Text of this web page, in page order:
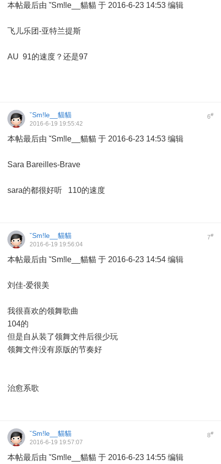
本帖最后由 ˇSm!le__貓貓 于 2016-6-23 14:53 编辑
飞儿乐团-亚特兰提斯
AU 91的速度？还是97
6#
ˇSm!le__貓貓
2016-6-19 19:55:42
本帖最后由 ˇSm!le__貓貓 于 2016-6-23 14:53 编辑
Sara Bareilles-Brave
sara的都很好听 110的速度
7#
ˇSm!le__貓貓
2016-6-19 19:56:04
本帖最后由 ˇSm!le__貓貓 于 2016-6-23 14:54 编辑
刘佳-爱很美
我很喜欢的领舞歌曲
104的
但是自从装了领舞文件后很少玩
领舞文件没有原版的节奏好
治愈系歌
8#
ˇSm!le__貓貓
2016-6-19 19:57:07
本帖最后由 ˇSm!le__貓貓 于 2016-6-23 14:55 编辑